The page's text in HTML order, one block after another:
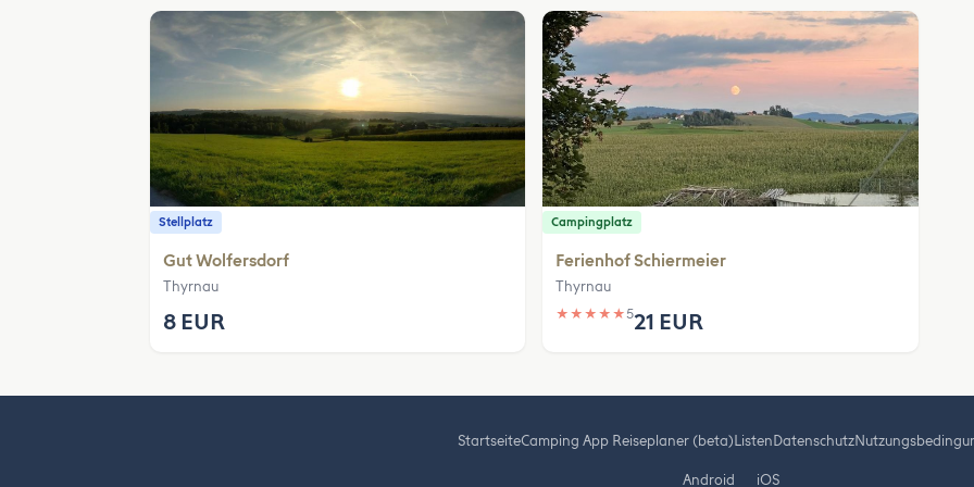
Stellplatz
Gut Wolfersdorf
Thyrnau
8 EUR
Campingplatz
Ferienhof Schiermeier
Thyrnau
★ ★ ★ ★ ★521 EUR
StartseiteCamping App Reiseplaner (beta) Listen Datenschutz
Android iOS